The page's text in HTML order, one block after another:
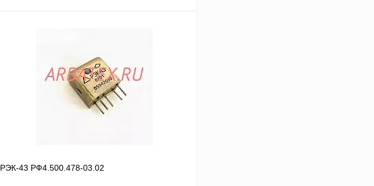
Купить в 1 клик Сравнение
наличии
РЭК-43 РФ4.500.478-03.02